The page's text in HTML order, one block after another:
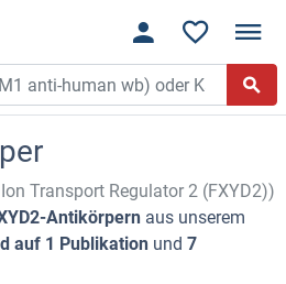
Transport Regulator 2 (FXYD2))
Antikörpern aus unserem
auf 1 Publikation und 7